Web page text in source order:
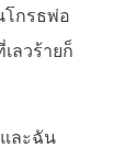
โกรธพ่อ
ลวร้ายก็
และฉัน